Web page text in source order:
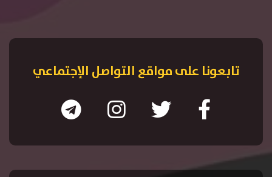
تابعونا على مواقع التواصل الإجتماعي